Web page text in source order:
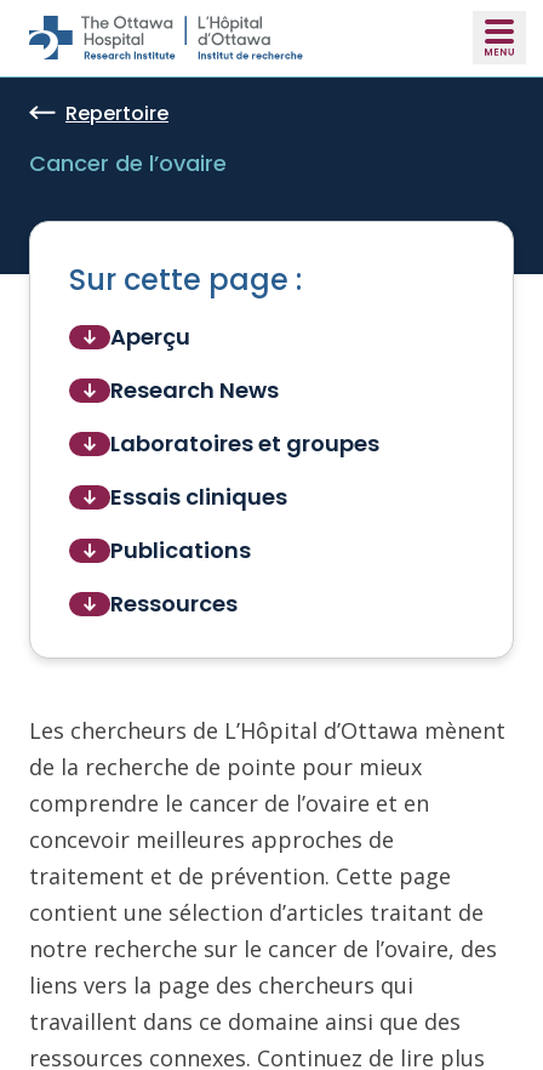
Skip to main content
Repertoire
Cancer de l’ovaire
Sur cette page :
Aperçu
Research News
Laboratoires et groupes
Essais cliniques
Publications
Ressources
Les chercheurs de L’Hôpital d’Ottawa mènent
de la recherche de pointe pour mieux
comprendre le cancer de l’ovaire et en
concevoir meilleures approches de
traitement et de prévention. Cette page
contient une sélection d’articles traitant de
notre recherche sur le cancer de l’ovaire, des
liens vers la page des chercheurs qui
travaillent dans ce domaine ainsi que des
ressources connexes. Continuez de lire plus